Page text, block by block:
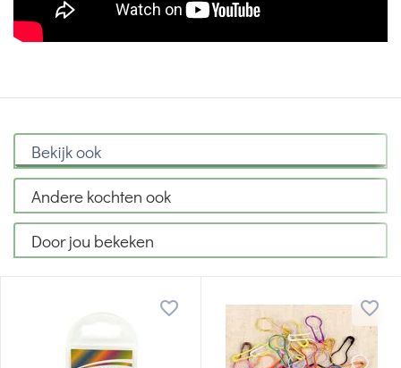
Bekijk ook
Andere kochten ook
Door jou bekeken